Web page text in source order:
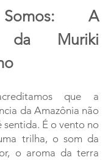
A
da Muriki
que a
da Amazônia não
sentida. É o vento no
trilha, o som da
o aroma da terra